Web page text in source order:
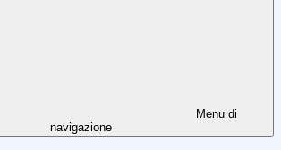
Menu di
navigazione